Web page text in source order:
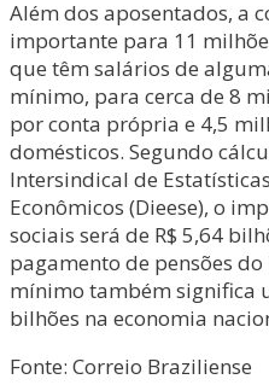
Além dos aposentados, a
importante para 11
que têm salários de
mínimo, para cerca de 8
por conta própria e 4,5
domésticos. Segundo
Intersindical de
Econômicos (Dieese), o
sociais será de R$ 5,64
pagamento de pensões do
mínimo também significa
bilhões na economia
Fonte: Correio Braziliense